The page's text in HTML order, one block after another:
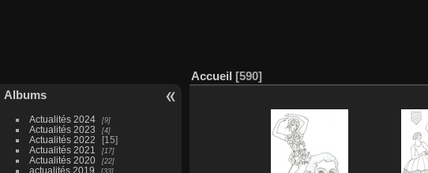
Albums
Actualités 2024 9
Actualités 2023 4
Actualités 2022
15
Actualités 2021
17
Actualités 2020 22
actualités 2019 33
Accueil 590